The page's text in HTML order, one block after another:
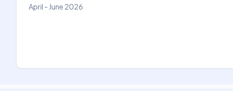
April - June 2026